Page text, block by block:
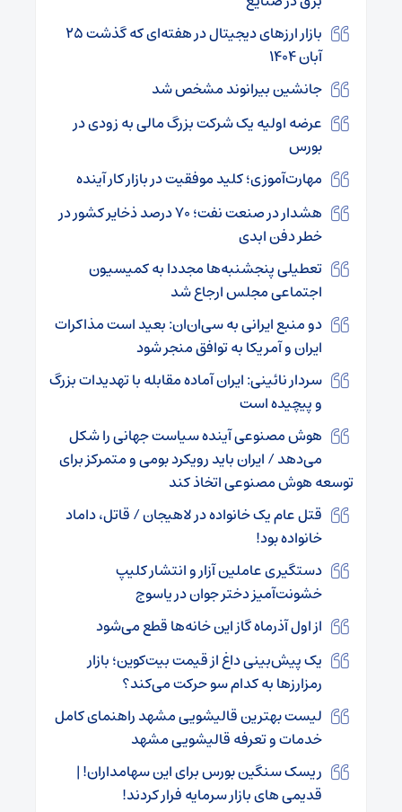
بازار ارزهای دیجیتال در هفته‌ای که گذشت ۲۵
آبان ۱۴۰۴
جانشین بیرانوند مشخص شد
عرضه اولیه یک شرکت بزرگ مالی به زودی در
بورس
مهارت‌آموزی؛ کلید موفقیت در بازار کار آینده
هشدار در صنعت نفت؛ ۷۰ درصد ذخایر کشور در
خطر دفن ابدی
تعطیلی پنجشنبه‌ها مجددا به کمیسیون
اجتماعی مجلس ارجاع شد
دو منبع ایرانی به سی‌ان‌ان: بعید است مذاکرات
ایران و آمریکا به توافق منجر شود
سردار نائینی: ایران آماده مقابله با تهدیدات بزرگ
و پیچیده است
هوش مصنوعی آینده سیاست جهانی را شکل
می‌دهد / ایران باید رویکرد بومی و متمرکز برای
توسعه هوش مصنوعی اتخاذ کند
قتل عام یک خانواده در لاهیجان / قاتل، داماد
خانواده بود!
دستگیری عاملین آزار و انتشار کلیپ
خشونت‌آمیز دختر جوان در یاسوج
از اول آذرماه گاز این خانه‌ها قطع می‌شود
یک پیش‌بینی داغ از قیمت بیت‌کوین؛ بازار
رمزارزها به کدام سو حرکت می‌کند؟
لیست بهترین قالیشویی مشهد راهنمای کامل
خدمات و تعرفه قالیشویی مشهد
ریسک سنگین بورس برای این سهامداران! |
قدیمی های بازار سرمایه فرار کردند!